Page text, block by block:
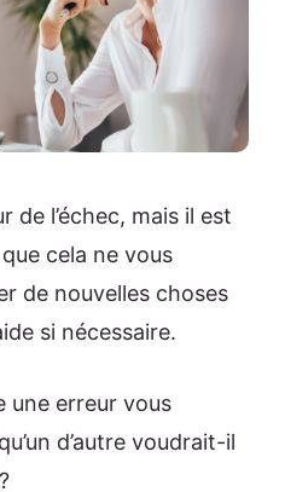
de l’échec, mais il est
cela ne vous
de nouvelles choses
si nécessaire.
une erreur vous
d’autre voudrait-il